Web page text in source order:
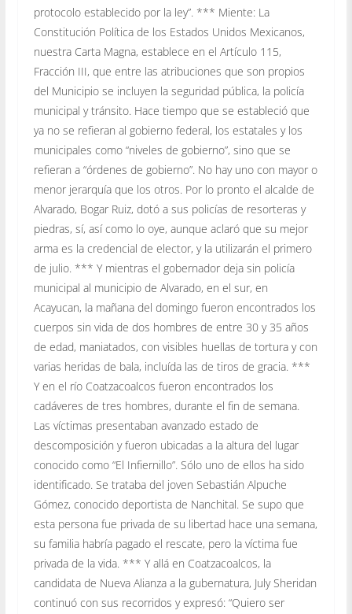
protocolo establecido por la ley”. *** Miente: La
Constitución Política de los Estados Unidos Mexicanos,
nuestra Carta Magna, establece en el Artículo 115,
Fracción III, que entre las atribuciones que son propios
del Municipio se incluyen la seguridad pública, la policía
municipal y tránsito. Hace tiempo que se estableció que
ya no se refieran al gobierno federal, los estatales y los
municipales como “niveles de gobierno”, sino que se
refieran a “órdenes de gobierno”. No hay uno con mayor o
menor jerarquía que los otros. Por lo pronto el alcalde de
Alvarado, Bogar Ruiz, dotó a sus policías de resorteras y
piedras, sí, así como lo oye, aunque aclaró que su mejor
arma es la credencial de elector, y la utilizarán el primero
de julio. *** Y mientras el gobernador deja sin policía
municipal al municipio de Alvarado, en el sur, en
Acayucan, la mañana del domingo fueron encontrados los
cuerpos sin vida de dos hombres de entre 30 y 35 años
de edad, maniatados, con visibles huellas de tortura y con
varias heridas de bala, incluída las de tiros de gracia. ***
Y en el río Coatzacoalcos fueron encontrados los
cadáveres de tres hombres, durante el fin de semana.
Las víctimas presentaban avanzado estado de
descomposición y fueron ubicadas a la altura del lugar
conocido como “El Infiernillo”. Sólo uno de ellos ha sido
identificado. Se trataba del joven Sebastián Alpuche
Gómez, conocido deportista de Nanchital. Se supo que
esta persona fue privada de su libertad hace una semana,
su familia habría pagado el rescate, pero la víctima fue
privada de la vida. *** Y allá en Coatzacoalcos, la
candidata de Nueva Alianza a la gubernatura, July Sheridan
continuó con sus recorridos y expresó: “Quiero ser